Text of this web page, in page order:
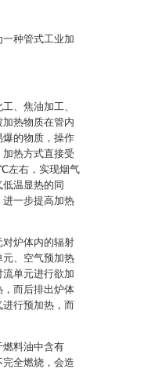
种管式工业加
、焦油加工、
热物质在管内
的物质，操作
热方式直接受
左右，实现烟气
温显热的同
进一步提高加热
炉体内的辐射
、空气预加热
单元进行欲加
而后排出炉体
行预加热，而
燃料油中含有
全燃烧，会造